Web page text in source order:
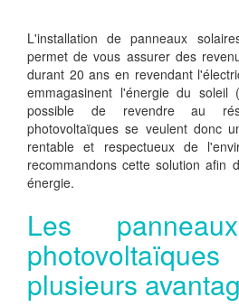
L'installation de panneaux
permet de vous assurer des
durant 20 ans en revendant
emmagasinent l'énergie du
possible de revendre au
photovoltaïques se veulent donc
rentable et respectueux de
recommandons cette solution afin
énergie.
Les
plusieurs